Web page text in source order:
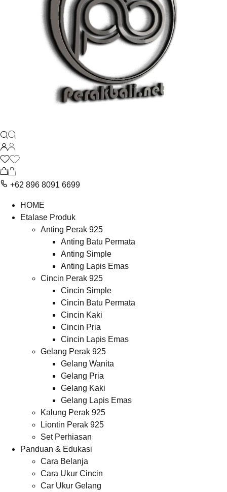
+62 896 8091 6699
HOME
Etalase Produk
Anting Perak 925
Anting Batu Permata
Anting Simple
Anting Lapis Emas
Cincin Perak 925
Cincin Simple
Cincin Batu Permata
Cincin Kaki
Cincin Pria
Cincin Lapis Emas
Gelang Perak 925
Gelang Wanita
Gelang Pria
Gelang Kaki
Gelang Lapis Emas
Kalung Perak 925
Liontin Perak 925
Set Perhiasan
Panduan & Edukasi
Cara Belanja
Cara Ukur Cincin
Car Ukur Gelang